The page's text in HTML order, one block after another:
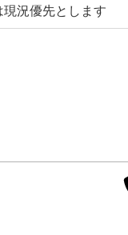
況優先とします